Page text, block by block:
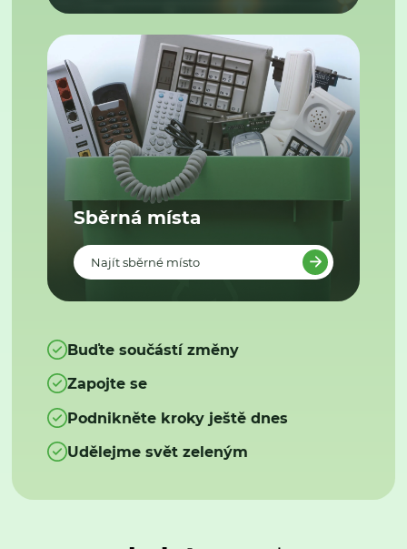
Sběrná místa
Najít sběrné místo
Buďte součástí změny
Zapojte se
Podnikněte kroky ještě dnes
Udělejme svět zeleným